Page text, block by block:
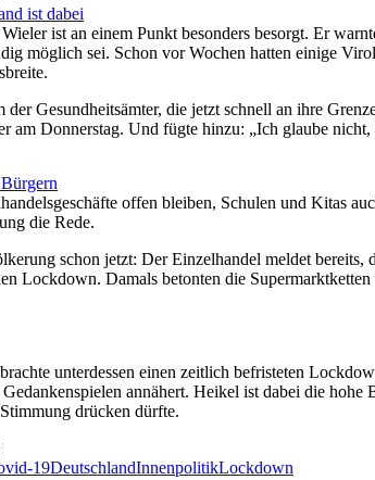
ist dabei
ist an einem Punkt besonders besorgt. Er
möglich sei. Schon vor Wochen hatten einige
Gesundheitsämter, die jetzt schnell an ihre
Donnerstag. Und fügte hinzu: „Ich glaube
offen bleiben, Schulen und Kitas
die Rede.
schon jetzt: Der Einzelhandel meldet
Lockdown. Damals betonten die
unterdessen einen zeitlich befristeten
annähert. Heikel ist dabei die
drücken dürfte.
19DeutschlandInnenpolitikLockdown